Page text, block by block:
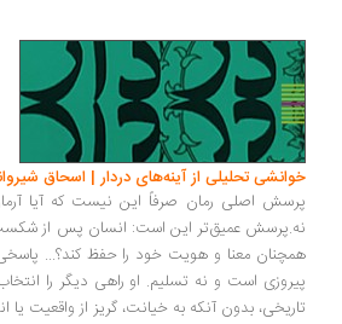
تحلیلی از آینه‌های دردار | اسحاق شیروانی
اصلی رمان صرفاً این نیست که آیا آرمان‌ها
عمیق‌تر این است: انسان پس از شکست
معنا و هویت خود را حفظ کند؟... پاسخی که
است و نه تسلیم. او راهی دیگر را انتخاب
بدون آنکه به خیانت، گریز از واقعیت یا انکار